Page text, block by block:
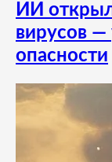
ИИ
вирусов —
опасности